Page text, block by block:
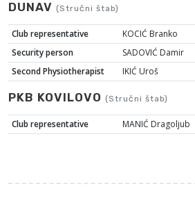
DUNAV (Stručni štab)
Club representative
KOCIĆ Branko
Security person
SADOVIĆ Damir
Second Physiotherapist
IKIĆ Uroš
PKB KOVILOVO (Stručni štab)
Club representative MANIĆ Dragoljub